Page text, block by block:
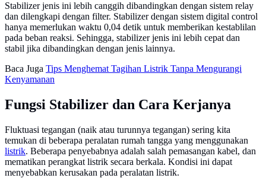
Stabilizer jenis ini lebih canggih dibandingkan dengan sistem relay
dan dilengkapi dengan filter. Stabilizer dengan sistem digital control
hanya memerlukan waktu 0,04 detik untuk memberikan kestablilan
pada beban reaksi. Sehingga, stabilizer jenis ini lebih cepat dan
stabil jika dibandingkan dengan jenis lainnya.
Baca Juga Tips Menghemat Tagihan Listrik Tanpa Mengurangi
Kenyamanan
Fungsi Stabilizer dan Cara Kerjanya
Fluktuasi tegangan (naik atau turunnya tegangan) sering kita
temukan di beberapa peralatan rumah tangga yang menggunakan
listrik. Beberapa penyebabnya adalah salah pemasangan kabel, dan
mematikan perangkat listrik secara berkala. Kondisi ini dapat
menyebabkan kerusakan pada peralatan listrik.